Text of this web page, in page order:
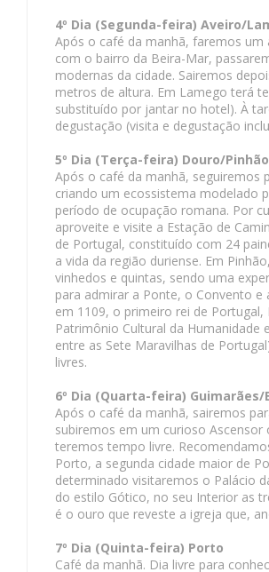
4º Dia (Segunda-feira) Aveiro/
Após o café da manhã, faremos um
com o bairro da Beira-Mar,
modernas da cidade. Sairemos
metros de altura. Em Lamego terá
substituído por jantar no hotel). À
degustação (visita e degustação
5º Dia (Terça-feira) Douro/
Após o café da manhã, seguiremos
criando um ecossistema modelado
período de ocupação romana. Por
aproveite e visite a Estação de
de Portugal, constituído com 24
a vida da região duriense. Em
vinhedos e quintas, sendo uma
para admirar a Ponte, o Convento e
em 1109, o primeiro rei de
Patrimônio Cultural da Humanidade
entre as Sete Maravilhas de
livres.
6º Dia (Quarta-feira)
Após o café da manhã, sairemos
subiremos em um curioso
teremos tempo livre.
Porto, a segunda cidade maior de
determinado visitaremos o Palácio
do estilo Gótico, no seu Interior as
é o ouro que reveste a igreja que,
7º Dia (Quinta-feira) Porto
Café da manhã. Dia livre para